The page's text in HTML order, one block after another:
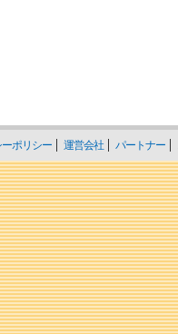
ポリシー 運営会社 パートナー